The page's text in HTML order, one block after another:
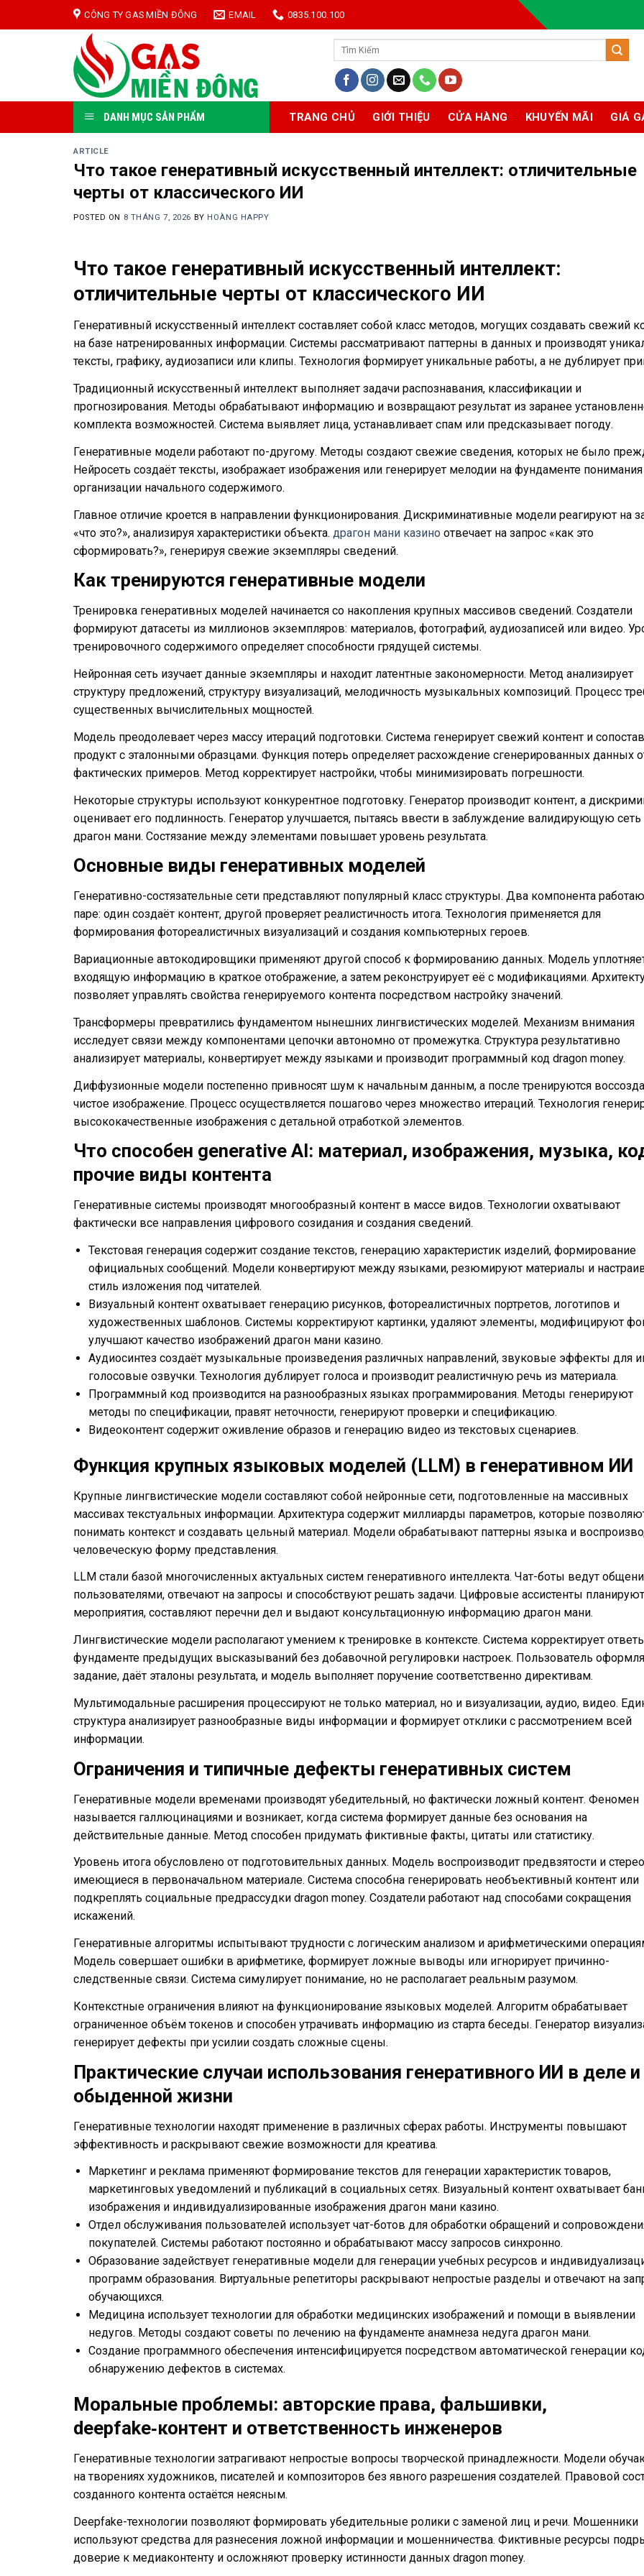
to
CÔNG TY GAS MIỀN ĐÔNG EMAIL 0835.100.100
Tìm
DANH MỤC SẢN PHẨM TRANG CHỦ GIỚI THIỆU CỬA HÀNG KHUYẾN MÃI GIÁ
ARTICLE
Что такое генеративный искусственный интеллект: отличительные
черты от классического ИИ
POSTED ON 8 THÁNG 7, 2026 BY HOÀNG HAPPY
Что такое генеративный искусственный интеллект:
отличительные черты от классического ИИ
Генеративный искусственный интеллект составляет собой класс методов, могущих создавать свежий
на базе натренированных информации. Системы рассматривают паттерны в данных и производят
тексты, графику, аудиозаписи или клипы. Технология формирует уникальные работы, а не дублирует
Традиционный искусственный интеллект выполняет задачи распознавания, классификации и
прогнозирования. Методы обрабатывают информацию и возвращают результат из заранее
комплекта возможностей. Система выявляет лица, устанавливает спам или предсказывает погоду.
Генеративные модели работают по-другому. Методы создают свежие сведения, которых не было
Нейросеть создаёт тексты, изображает изображения или генерирует мелодии на фундаменте понимания
организации начального содержимого.
Главное отличие кроется в направлении функционирования. Дискриминативные модели реагируют на
«что это?», анализируя характеристики объекта. драгон мани казино отвечает на запрос «как это
сформировать?», генерируя свежие экземпляры сведений.
Как тренируются генеративные модели
Тренировка генеративных моделей начинается со накопления крупных массивов сведений. Создатели
формируют датасеты из миллионов экземпляров: материалов, фотографий, аудиозаписей или видео.
тренировочного содержимого определяет способности грядущей системы.
Нейронная сеть изучает данные экземпляры и находит латентные закономерности. Метод анализирует
структуру предложений, структуру визуализаций, мелодичность музыкальных композиций. Процесс
существенных вычислительных мощностей.
Модель преодолевает через массу итераций подготовки. Система генерирует свежий контент и
продукт с эталонными образцами. Функция потерь определяет расхождение сгенерированных данных
фактических примеров. Метод корректирует настройки, чтобы минимизировать погрешности.
Некоторые структуры используют конкурентное подготовку. Генератор производит контент, а
оценивает его подлинность. Генератор улучшается, пытаясь ввести в заблуждение валидирующую сеть
драгон мани. Состязание между элементами повышает уровень результата.
Основные виды генеративных моделей
Генеративно-состязательные сети представляют популярный класс структуры. Два компонента
паре: один создаёт контент, другой проверяет реалистичность итога. Технология применяется для
формирования фотореалистичных визуализаций и создания компьютерных героев.
Вариационные автокодировщики применяют другой способ к формированию данных. Модель
входящую информацию в краткое отображение, а затем реконструирует её с модификациями.
позволяет управлять свойства генерируемого контента посредством настройку значений.
Трансформеры превратились фундаментом нынешних лингвистических моделей. Механизм внимания
исследует связи между компонентами цепочки автономно от промежутка. Структура результативно
анализирует материалы, конвертирует между языками и производит программный код dragon money.
Диффузионные модели постепенно привносят шум к начальным данным, а после тренируются
чистое изображение. Процесс осуществляется пошагово через множество итераций. Технология
высококачественные изображения с детальной отработкой элементов.
Что способен generative AI: материал, изображения, музыка,
прочие виды контента
Генеративные системы производят многообразный контент в массе видов. Технологии охватывают
фактически все направления цифрового созидания и создания сведений.
Текстовая генерация содержит создание текстов, генерацию характеристик изделий, формирование
официальных сообщений. Модели конвертируют между языками, резюмируют материалы и
стиль изложения под читателей.
Визуальный контент охватывает генерацию рисунков, фотореалистичных портретов, логотипов и
художественных шаблонов. Системы корректируют картинки, удаляют элементы, модифицируют
улучшают качество изображений драгон мани казино.
Аудиосинтез создаёт музыкальные произведения различных направлений, звуковые эффекты для
голосовые озвучки. Технология дублирует голоса и производит реалистичную речь из материала.
Программный код производится на разнообразных языках программирования. Методы генерируют
методы по спецификации, правят неточности, генерируют проверки и спецификацию.
Видеоконтент содержит оживление образов и генерацию видео из текстовых сценариев.
Функция крупных языковых моделей (LLM) в генеративном ИИ
Крупные лингвистические модели составляют собой нейронные сети, подготовленные на массивных
массивах текстуальных информации. Архитектура содержит миллиарды параметров, которые
понимать контекст и создавать цельный материал. Модели обрабатывают паттерны языка и
человеческую форму представления.
LLM стали базой многочисленных актуальных систем генеративного интеллекта. Чат-боты ведут
пользователями, отвечают на запросы и способствуют решать задачи. Цифровые ассистенты планируют
мероприятия, составляют перечни дел и выдают консультационную информацию драгон мани.
Лингвистические модели располагают умением к тренировке в контексте. Система корректирует
фундаменте предыдущих высказываний без добавочной регулировки настроек. Пользователь
задание, даёт эталоны результата, и модель выполняет поручение соответственно директивам.
Мультимодальные расширения процессируют не только материал, но и визуализации, аудио, видео.
структура анализирует разнообразные виды информации и формирует отклики с рассмотрением всей
информации.
Ограничения и типичные дефекты генеративных систем
Генеративные модели временами производят убедительный, но фактически ложный контент. Феномен
называется галлюцинациями и возникает, когда система формирует данные без основания на
действительные данные. Метод способен придумать фиктивные факты, цитаты или статистику.
Уровень итога обусловлено от подготовительных данных. Модель воспроизводит предвзятости и
имеющиеся в первоначальном материале. Система способна генерировать необъективный контент или
подкреплять социальные предрассудки dragon money. Создатели работают над способами сокращения
искажений.
Генеративные алгоритмы испытывают трудности с логическим анализом и арифметическими
Модель совершает ошибки в арифметике, формирует ложные выводы или игнорирует причинно-
следственные связи. Система симулирует понимание, но не располагает реальным разумом.
Контекстные ограничения влияют на функционирование языковых моделей. Алгоритм обрабатывает
ограниченное объём токенов и способен утрачивать информацию из старта беседы. Генератор
генерирует дефекты при усилии создать сложные сцены.
Практические случаи использования генеративного ИИ в деле и
обыденной жизни
Генеративные технологии находят применение в различных сферах работы. Инструменты повышают
эффективность и раскрывают свежие возможности для креатива.
Маркетинг и реклама применяют формирование текстов для генерации характеристик товаров,
маркетинговых уведомлений и публикаций в социальных сетях. Визуальный контент охватывает
изображения и индивидуализированные изображения драгон мани казино.
Отдел обслуживания пользователей использует чат-ботов для обработки обращений и
покупателей. Системы работают постоянно и обрабатывают массу запросов синхронно.
Образование задействует генеративные модели для генерации учебных ресурсов и
программ образования. Виртуальные репетиторы раскрывают непростые разделы и отвечают на
обучающихся.
Медицина использует технологии для обработки медицинских изображений и помощи в выявлении
недугов. Методы создают советы по лечению на фундаменте анамнеза недуга драгон мани.
Создание программного обеспечения интенсифицируется посредством автоматической генерации
обнаружению дефектов в системах.
Моральные проблемы: авторские права, фальшивки,
deepfake‑контент и ответственность инженеров
Генеративные технологии затрагивают непростые вопросы творческой принадлежности. Модели
на творениях художников, писателей и композиторов без явного разрешения создателей. Правовой
созданного контента остаётся неясным.
Deepfake-технологии позволяют формировать убедительные ролики с заменой лиц и речи. Мошенники
используют средства для разнесения ложной информации и мошенничества. Фиктивные ресурсы
доверие к медиаконтенту и осложняют проверку истинности данных dragon money.